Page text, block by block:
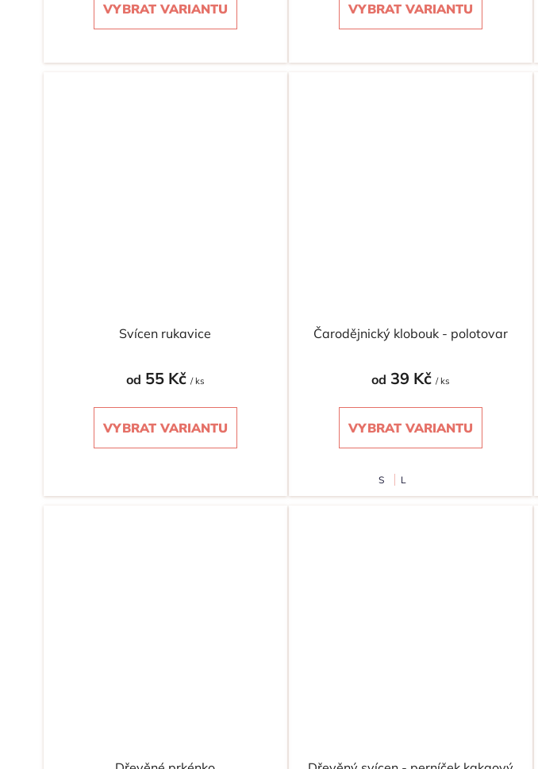
VYBRAT VARIANTU VYBRAT VARIANTU
Svícen rukavice
od 55 Kč / ks
VYBRAT VARIANTU
Čarodějnický klobouk - polotovar
od 39 Kč / ks
VYBRAT VARIANTU
S L